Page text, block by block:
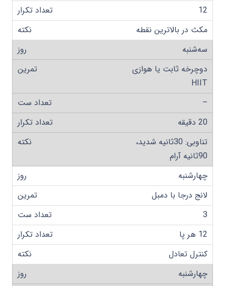
12
مکث در بالاترین نقطه
سه‌شنبه
دوچرخه ثابت یا هوازی
HIIT
–
20 دقیقه
تناوبی: 30ثانیه شدید،
90ثانیه آرام
چهارشنبه
لانج درجا با دمبل
3
12 هر پا
کنترل تعادل
چهارشنبه